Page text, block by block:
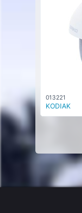
013221
KODIAK